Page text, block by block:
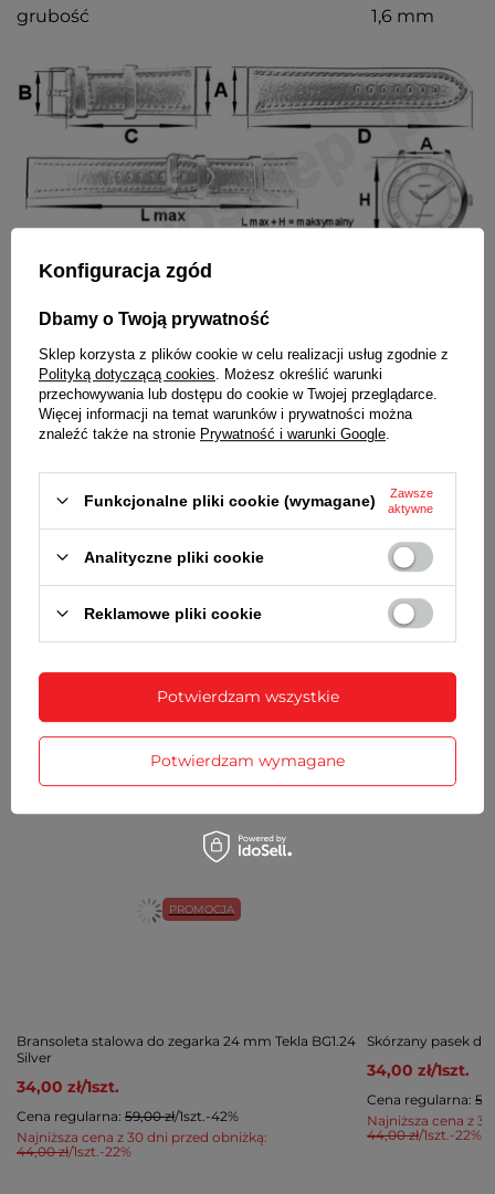
grubość
1,6 mm
Wraz z paskiem otrzymasz:
dowód zakupu - paragon lub fakturę VAT
komplet teleskopów
Potrzebujesz pomocy? Masz pytania?
ZOBACZ RÓWNIEŻ
PROMOCJA
Bransoleta stalowa do zegarka 24 mm Tekla BG1.24
Silver
34,00 zł/1szt.
Najniższa cena z 30 dni przed obniżką:
44,00 zł/1szt. -22%
Cena regularna: 59,00 zł/1szt. -42%
Skórzany pasek
34,00 zł/1szt.
Najniższa cena z
44,00 zł/1szt. -22%
Cena regularna:
Konfiguracja zgód
Dbamy o Twoją prywatność
Sklep korzysta z plików cookie w celu realizacji usług zgodnie z
Polityką dotyczącą cookies . Możesz określić warunki
przechowywania lub dostępu do cookie w Twojej przeglądarce.
Więcej informacji na temat warunków i prywatności można
znaleźć także na stronie Prywatność i warunki Google
Funkcjonalne pliki cookie (wymagane)
Zawsze
aktywne
Analityczne pliki cookie
Reklamowe pliki cookie
Potwierdzam wymagane
Potwierdzam wszystkie